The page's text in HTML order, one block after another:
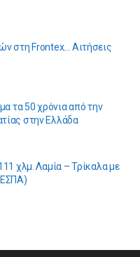
στη Frontex… Αιτήσεις
τα 50 χρόνια από την
στην Ελλάδα
χλμ. Λαμία – Τρίκαλα με